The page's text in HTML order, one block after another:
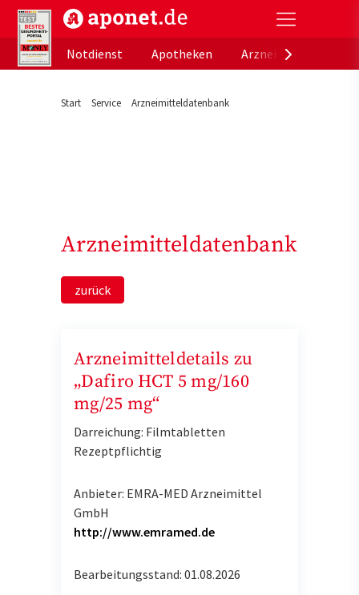
aponet.de - Das offizielle Gesundheitsportal der
Notdienst
Apotheken
Start Service Arzneimitteldatenbank
Arzneimitteldatenbank
zurück
Arzneimitteldetails zu
„Dafiro HCT 5 mg/160
mg/25 mg“
Darreichung: Filmtabletten
Rezeptpflichtig
Anbieter: EMRA-MED Arzneimittel
GmbH
http://www.emramed.de
Bearbeitungsstand: 01.08.2026